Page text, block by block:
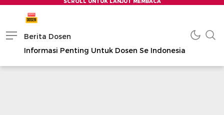
Berita Dosen
Informasi Penting Untuk Dosen Se Indonesia